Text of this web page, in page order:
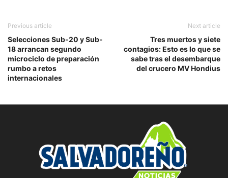
Previous article
Selecciones Sub-20 y Sub-
18 arrancan segundo
microciclo de preparación
rumbo a retos
internacionales
Next article
Tres muertos y siete
contagios: Esto es lo que se
sabe tras el desembarque
del crucero MV Hondius